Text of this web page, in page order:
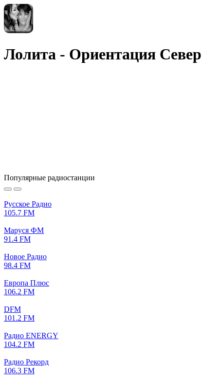
Лолита - Ориентация Север
Популярные радиостанции
Русское Радио
105.7 FM
Маруся ФМ
91.4 FM
Новое Радио
98.4 FM
Европа Плюс
106.2 FM
DFM
101.2 FM
Радио ENERGY
104.2 FM
Радио Рекорд
106.3 FM